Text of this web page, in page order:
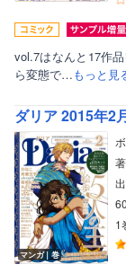
vol.7はなんと17作
ら変態で…もっと見
ダリア 2015年2
マンガ｜巻
1